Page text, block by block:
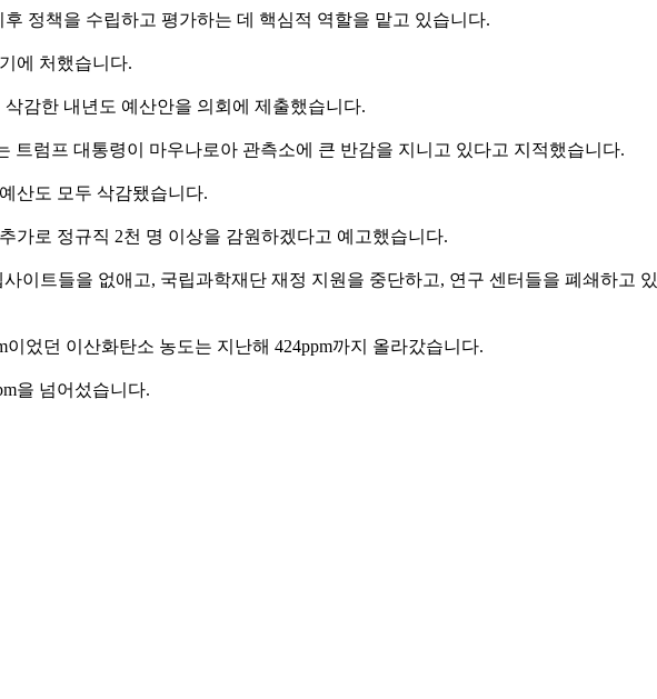
정책을 수립하고 평가하는 데 핵심적 역할을 맡고 있습니다.
에 처했습니다.
감한 내년도 예산안을 의회에 제출했습니다.
트럼프 대통령이 마우나로아 관측소에 큰 반감을 지니고 있다고 지적했습니다.
산도 모두 삭감됐습니다.
가로 정규직 2천 명 이상을 감원하겠다고 예고했습니다.
이트들을 없애고, 국립과학재단 재정 지원을 중단하고, 연구 센터들을 폐쇄하고
었던 이산화탄소 농도는 지난해 424ppm까지 올라갔습니다.
을 넘어섰습니다.